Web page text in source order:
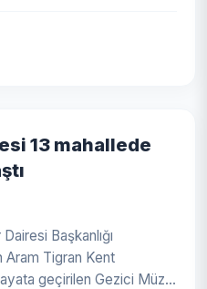
13 mahallede
Başkanlığı
Tigran Kent
geçirilen Gezici Müzik